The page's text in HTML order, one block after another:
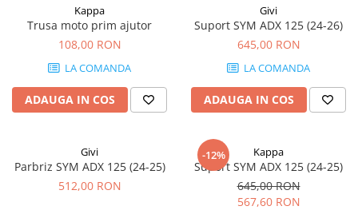
Kappa
Trusa moto prim ajutor
108,00 RON
LA COMANDA
ADAUGA IN COS
Givi
Suport SYM ADX 125 (24-26)
645,00 RON
LA COMANDA
ADAUGA IN COS
Givi
Parbriz SYM ADX 125 (24-25)
512,00 RON
-12% Kappa
Suport SYM ADX 125 (24-25)
645,00 RON
567,60 RON